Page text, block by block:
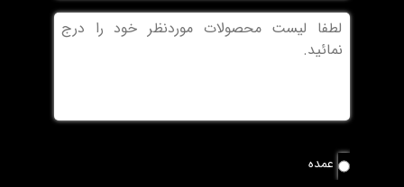
بدون
عنوان
نوع
سفارش
عمده